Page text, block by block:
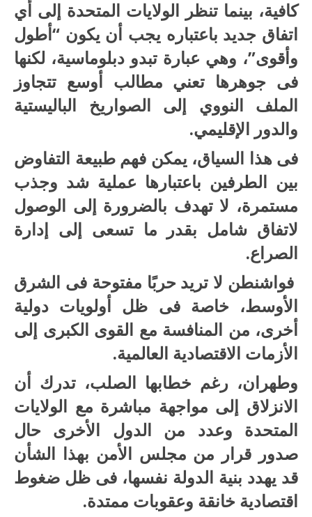
كافية، بينما تنظر الولايات المتحدة إلى أي
اتفاق جديد باعتباره يجب أن يكون “أطول
وأقوى”، وهي عبارة تبدو دبلوماسية، لكنها
فى جوهرها تعني مطالب أوسع تتجاوز
الملف النووي إلى الصواريخ الباليستية
والدور الإقليمي.
فى هذا السياق، يمكن فهم طبيعة التفاوض
بين الطرفين باعتبارها عملية شد وجذب
مستمرة، لا تهدف بالضرورة إلى الوصول
لاتفاق شامل بقدر ما تسعى إلى إدارة
الصراع.
فواشنطن لا تريد حربًا مفتوحة فى الشرق
الأوسط، خاصة فى ظل أولويات دولية
أخرى، من المنافسة مع القوى الكبرى إلى
الأزمات الاقتصادية العالمية.
وطهران، رغم خطابها الصلب، تدرك أن
الانزلاق إلى مواجهة مباشرة مع الولايات
المتحدة وعدد من الدول الأخرى حال
صدور قرار من مجلس الأمن بهذا الشأن
قد يهدد بنية الدولة نفسها، فى ظل ضغوط
اقتصادية خانقة وعقوبات ممتدة.